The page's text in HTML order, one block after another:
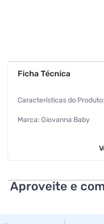
Ficha Técnica
Características do Produto:
Marca: Giovanna Baby
Especificações técnicas:
Tipo: Antiperspirante
Aproveite e